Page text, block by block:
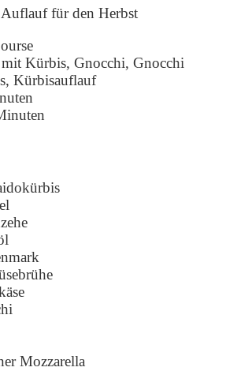
für den Herbst
Kürbis, Gnocchi, Gnocchi
Kürbisauflauf
Mozzarella